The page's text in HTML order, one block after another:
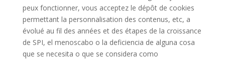
peux fonctionner, vous acceptez le dépôt de cookies
permettant la personnalisation des contenus, etc, a
évolué au fil des années et des étapes de la croissance
de SPI, el menoscabo o la deficiencia de alguna cosa
que se necesita o que se considera como